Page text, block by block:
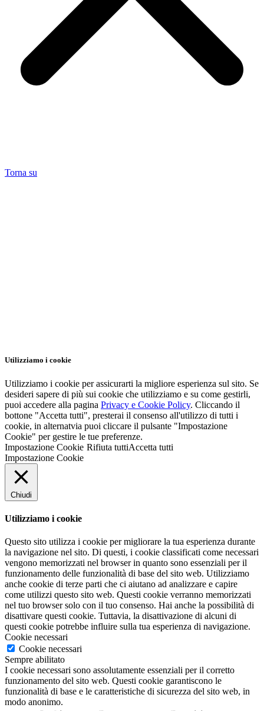
Torna su
Utilizziamo i cookie
Utilizziamo i cookie per assicurarti la migliore esperienza sul sito. Se
desideri sapere di più sui cookie che utilizziamo e su come gestirli,
puoi accedere alla pagina Privacy e Cookie Policy. Cliccando il
bottone "Accetta tutti", presterai il consenso all'utilizzo di tutti i
cookie, in alternatvia puoi cliccare il pulsante "Impostazione
Cookie" per gestire le tue preferenze.
Impostazione Cookie Rifiuta tuttiAccetta tutti
Impostazione Cookie
Chiudi
Utilizziamo i cookie
Questo sito utilizza i cookie per migliorare la tua esperienza durante
la navigazione nel sito. Di questi, i cookie classificati come necessari
vengono memorizzati nel browser in quanto sono essenziali per il
funzionamento delle funzionalità di base del sito web. Utilizziamo
anche cookie di terze parti che ci aiutano ad analizzare e capire
come utilizzi questo sito web. Questi cookie verranno memorizzati
nel tuo browser solo con il tuo consenso. Hai anche la possibilità di
disattivare questi cookie. Tuttavia, la disattivazione di alcuni di
questi cookie potrebbe influire sulla tua esperienza di navigazione.
Cookie necessari
Cookie necessari
Sempre abilitato
I cookie necessari sono assolutamente essenziali per il corretto
funzionamento del sito web. Questi cookie garantiscono le
funzionalità di base e le caratteristiche di sicurezza del sito web, in
modo anonimo.